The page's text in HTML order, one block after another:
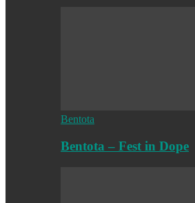
Bentota
Bentota – Fest in Dope